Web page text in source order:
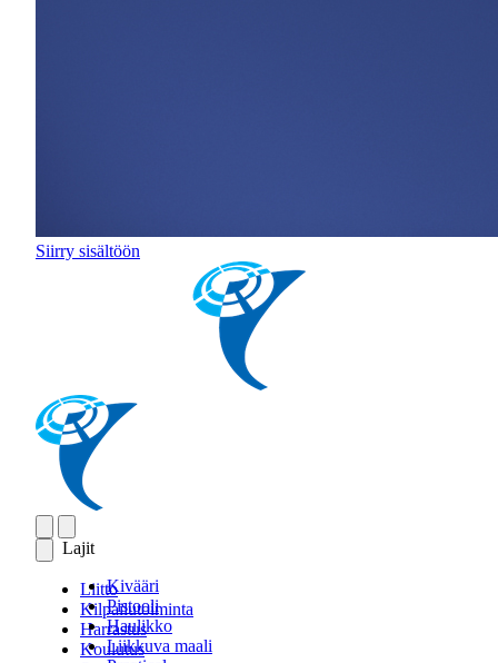
Siirry sisältöön
Lajit
Kivääri
Pistooli
Haulikko
Liikkuva maali
Liitto
Kilpailutoiminta
Harrastus
Koulutus